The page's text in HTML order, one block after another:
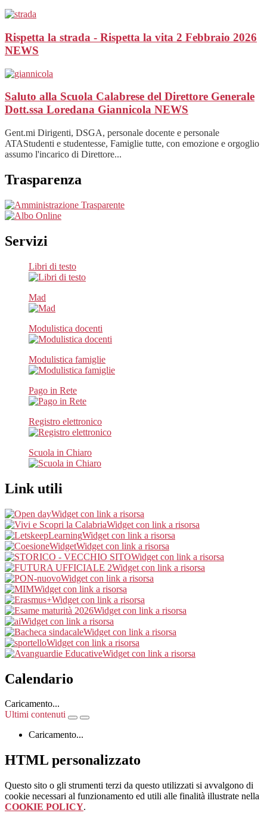
Rispetta la strada - Rispetta la vita 2 Febbraio 2026
NEWS
Saluto alla Scuola Calabrese del Direttore Generale
Dott.ssa Loredana Giannicola NEWS
Gent.mi Dirigenti, DSGA, personale docente e personale
ATAStudenti e studentesse, Famiglie tutte, con emozione e orgoglio
assumo l'incarico di Direttore...
Trasparenza
Servizi
Libri di testo
Mad
Modulistica docenti
Modulistica famiglie
Pago in Rete
Registro elettronico
Scuola in Chiaro
Link utili
Widget con link a risorsa
Widget con link a risorsa
Widget con link a risorsa
Widget con link a risorsa
Widget con link a risorsa
Widget con link a risorsa
Widget con link a risorsa
Widget con link a risorsa
Widget con link a risorsa
Widget con link a risorsa
Widget con link a risorsa
Widget con link a risorsa
Widget con link a risorsa
Widget con link a risorsa
Calendario
Caricamento...
Ultimi contenuti
Caricamento...
HTML personalizzato
Questo sito o gli strumenti terzi da questo utilizzati si avvalgono di
cookie necessari al funzionamento ed utili alle finalità illustrate nella
COOKIE POLICY.